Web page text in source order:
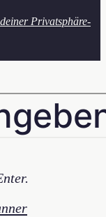
Privatsphäre-